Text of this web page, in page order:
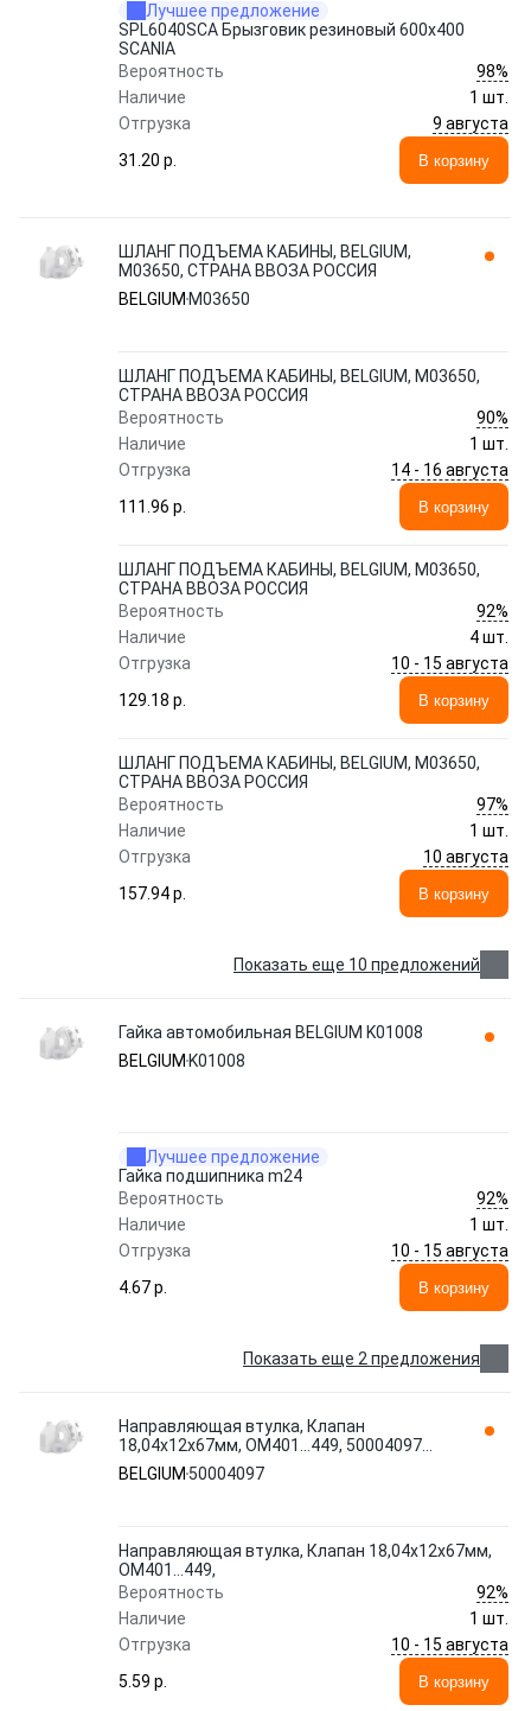
Лучшее предложение
SPL6040SCA Брызговик резиновый 600x400
SCANIA
Вероятность
98%
Наличие
1 шт.
Отгрузка
9 августа
31.20 p.
В корзину
ШЛАНГ ПОДЪЕМА КАБИНЫ, BELGIUM,
M03650, СТРАНА ВВОЗА РОССИЯ
BELGIUM M03650
ШЛАНГ ПОДЪЕМА КАБИНЫ, BELGIUM, M03650,
СТРАНА ВВОЗА РОССИЯ
Вероятность
90%
Наличие
1 шт.
Отгрузка
14 - 16 августа
111.96 p.
В корзину
ШЛАНГ ПОДЪЕМА КАБИНЫ, BELGIUM, M03650,
СТРАНА ВВОЗА РОССИЯ
Вероятность
92%
Наличие
4 шт.
Отгрузка
10 - 15 августа
129.18 p.
В корзину
ШЛАНГ ПОДЪЕМА КАБИНЫ, BELGIUM, M03650,
СТРАНА ВВОЗА РОССИЯ
Вероятность
97%
Наличие
1 шт.
Отгрузка
10 августа
157.94 p.
В корзину
Показать еще 10 предложений
Гайка автомобильная BELGIUM K01008
BELGIUM K01008
Лучшее предложение
Гайка подшипника m24
Вероятность
92%
Наличие
1 шт.
Отгрузка
10 - 15 августа
4.67 p.
В корзину
Показать еще 2 предложения
Направляющая втулка, Клапан
18,04x12x67мм, OM401...449, 50004097
BELGIUM
BELGIUM 50004097
Направляющая втулка, Клапан 18,04x12x67мм,
OM401...449,
Вероятность
92%
Наличие
1 шт.
Отгрузка
10 - 15 августа
5.59 p.
В корзину